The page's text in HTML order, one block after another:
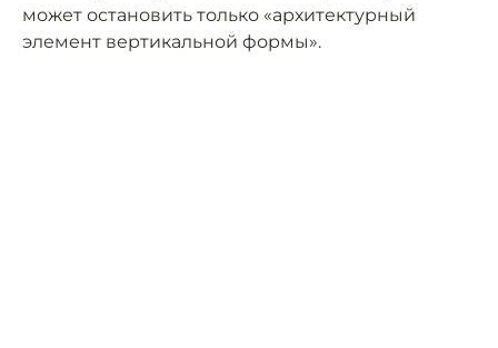
может остановить только «архитектурный
элемент вертикальной формы».